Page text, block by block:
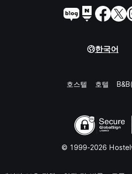
한국어
호스텔 호텔
© 1999-2026